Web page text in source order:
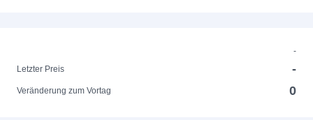
-
Letzter Preis
-
Veränderung zum Vortag 0